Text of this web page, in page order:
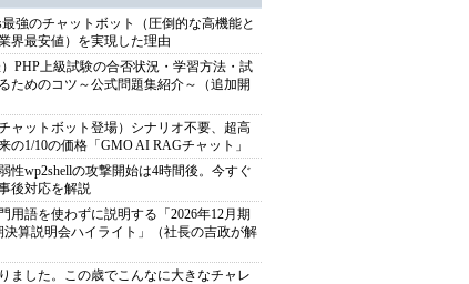
最強のチャットボット（圧倒的な高機能と
界最安値）を実現した理由
PHP上級試験の合否状況・学習方法・試
ためのコツ～公式問題集紹介～（追加開
ャットボット登場）シナリオ不要、超高
の1/10の価格「GMO AI RAGチャット」
性wp2shellの攻撃開始は4時間後。今すぐ
後対応を解説
用語を使わずに説明する「2026年12月期
決算説明会ハイライト」（社長の吉政が解
ました。この歳でこんなに大きなチャレ